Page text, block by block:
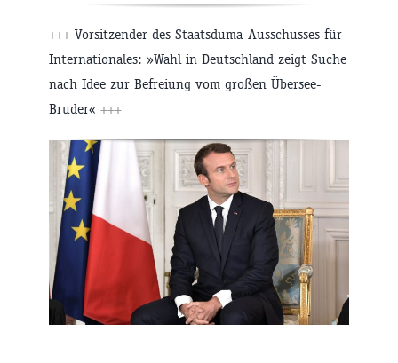
+++ Vorsitzender des Staatsduma-Ausschusses für
Internationales: »Wahl in Deutschland zeigt Suche
nach Idee zur Befreiung vom großen Übersee-
Bruder« +++